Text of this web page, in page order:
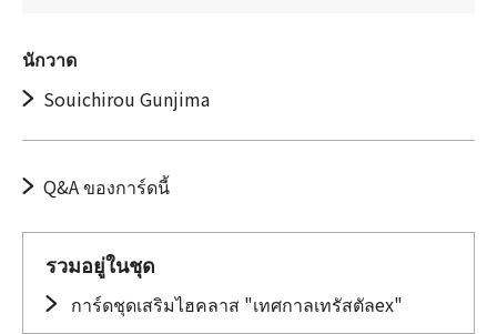
นักวาด
Souichirou Gunjima
Q&A ของการ์ดนี้
รวมอยู่ในชุด
การ์ดชุดเสริมไฮคลาส "เทศกาลเทรัสตัลex"